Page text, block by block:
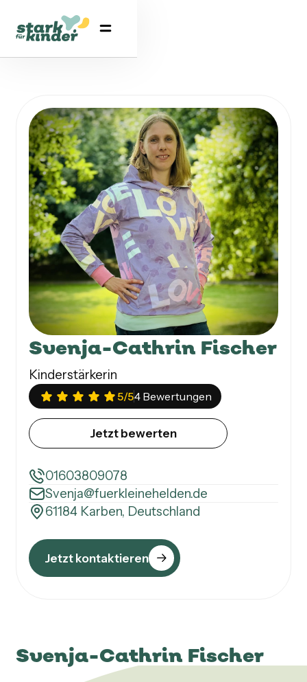
Svenja-Cathrin Fischer
Kinderstärkerin
5/54 Bewertungen
Jetzt bewerten
01603809078
Svenja@fuerkleinehelden.de
61184 Karben, Deutschland
Jetzt kontaktieren
Svenja-Cathrin Fischer